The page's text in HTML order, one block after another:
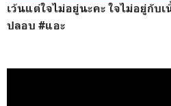
เว้นแต่ใจไม่อยู่นะคะ ใจไม่อยู่กั
ปลอบ #แอะ